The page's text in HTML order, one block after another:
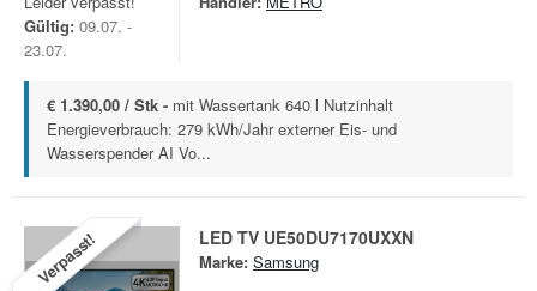
Gültig: 09.07. -
23.07.
€ 1.390,00 / Stk - mit Wassertank 640 l Nutzinhalt
Energieverbrauch: 279 kWh/Jahr externer Eis- und
Wasserspender AI Vo...
Verpasst! LED TV UE50DU7170UXXN
Marke: Samsung